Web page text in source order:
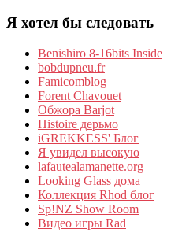
Я хотел бы следовать
Benishiro 8-16bits Inside
bobdupneu.fr
Famicomblog
Forent Chavouet
Обжора Barjot
Histoire дерьмо
iGREKKESS' Блог
Я увидел высокую
lafautealamanette.org
Looking Glass дома
Коллекция Rhod блог
Sp!NZ Show Room
Видео игры Rad